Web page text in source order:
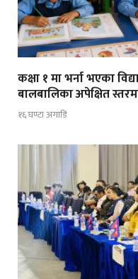
कक्षा १ मा भर्ना भएका
बालबालिका अपेक्षित
१६ घण्टा अगाडि